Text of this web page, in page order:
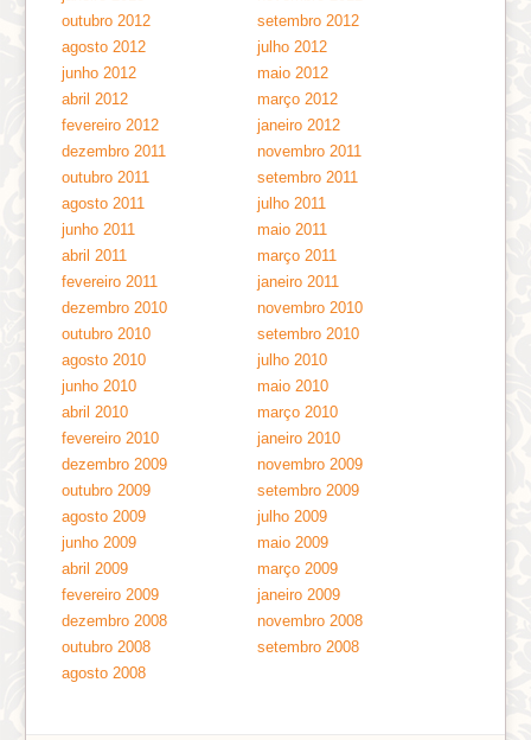
outubro 2012
setembro 2012
agosto 2012
julho 2012
junho 2012
maio 2012
abril 2012
março 2012
fevereiro 2012
janeiro 2012
dezembro 2011
novembro 2011
outubro 2011
setembro 2011
agosto 2011
julho 2011
junho 2011
maio 2011
abril 2011
março 2011
fevereiro 2011
janeiro 2011
dezembro 2010
novembro 2010
outubro 2010
setembro 2010
agosto 2010
julho 2010
junho 2010
maio 2010
abril 2010
março 2010
fevereiro 2010
janeiro 2010
dezembro 2009
novembro 2009
outubro 2009
setembro 2009
agosto 2009
julho 2009
junho 2009
maio 2009
abril 2009
março 2009
fevereiro 2009
janeiro 2009
dezembro 2008
novembro 2008
outubro 2008
setembro 2008
agosto 2008